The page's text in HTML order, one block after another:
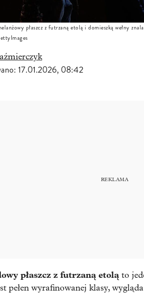
płaszcz z futrzaną etolą i domieszką wełny
17.01.2026, 08:42
płaszcz z futrzaną etolą to
pełen wyrafinowanej klasy,